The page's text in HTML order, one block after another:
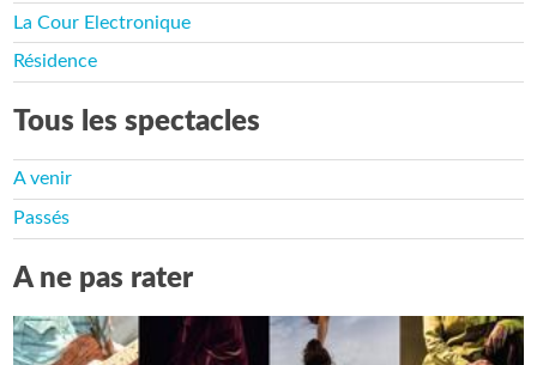
La Cour Electronique
Résidence
Tous les spectacles
A venir
Passés
A ne pas rater